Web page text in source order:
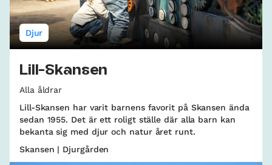
Djur
Lill-Skansen
Alla åldrar
Lill-Skansen har varit barnens favorit på Skansen ända
sedan 1955. Det är ett roligt ställe där alla barn kan
bekanta sig med djur och natur året runt.
Skansen | Djurgården